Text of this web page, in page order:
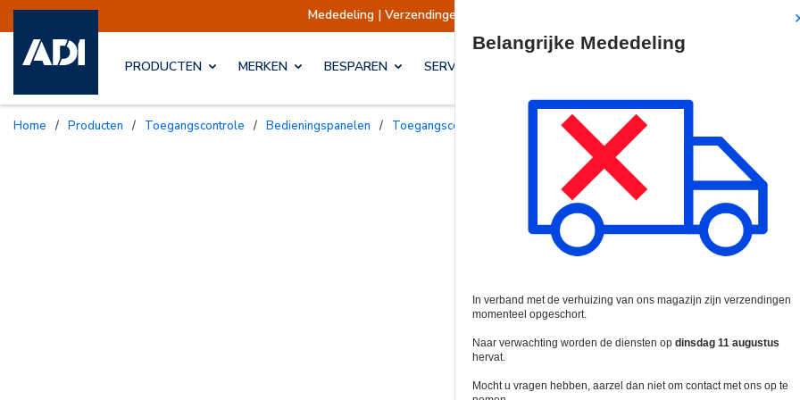
Mededeling | Verzendingen opgeschort
PRODUCTEN MERKEN BESPAREN SERVICES & OPLOSSINGEN
Home / Producten / Toegangscontrole / Bedieningspanelen / Toegangscontrollers